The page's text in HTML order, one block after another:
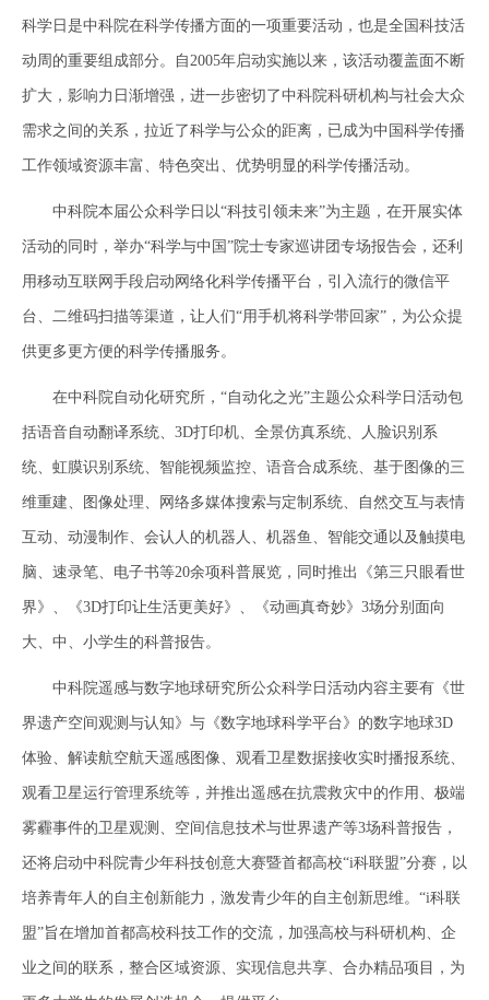
科学日是中科院在科学传播方面的一项重要活动，也是全国科技活
动周的重要组成部分。自2005年启动实施以来，该活动覆盖面不断
扩大，影响力日渐增强，进一步密切了中科院科研机构与社会大众
需求之间的关系，拉近了科学与公众的距离，已成为中国科学传播
工作领域资源丰富、特色突出、优势明显的科学传播活动。
中科院本届公众科学日以“科技引领未来”为主题，在开展实体
活动的同时，举办“科学与中国”院士专家巡讲团专场报告会，还利
用移动互联网手段启动网络化科学传播平台，引入流行的微信平
台、二维码扫描等渠道，让人们“用手机将科学带回家”，为公众提
供更多更方便的科学传播服务。
在中科院自动化研究所，“自动化之光”主题公众科学日活动包
括语音自动翻译系统、3D打印机、全景仿真系统、人脸识别系
统、虹膜识别系统、智能视频监控、语音合成系统、基于图像的三
维重建、图像处理、网络多媒体搜索与定制系统、自然交互与表情
互动、动漫制作、会认人的机器人、机器鱼、智能交通以及触摸电
脑、速录笔、电子书等20余项科普展览，同时推出《第三只眼看世
界》、《3D打印让生活更美好》、《动画真奇妙》3场分别面向
大、中、小学生的科普报告。
中科院遥感与数字地球研究所公众科学日活动内容主要有《世
界遗产空间观测与认知》与《数字地球科学平台》的数字地球3D
体验、解读航空航天遥感图像、观看卫星数据接收实时播报系统、
观看卫星运行管理系统等，并推出遥感在抗震救灾中的作用、极端
雾霾事件的卫星观测、空间信息技术与世界遗产等3场科普报告，
还将启动中科院青少年科技创意大赛暨首都高校“i科联盟”分赛，以
培养青年人的自主创新能力，激发青少年的自主创新思维。“i科联
盟”旨在增加首都高校科技工作的交流，加强高校与科研机构、企
业之间的联系，整合区域资源、实现信息共享、合办精品项目，为